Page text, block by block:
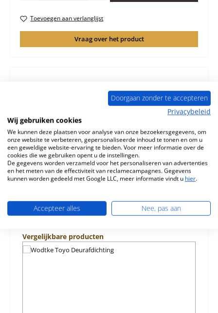
Toevoegen aan verlanglijst
Vraag over het product
Origineel Asrooster voor de Houtkachel Wodtke Toyo
Wodtke Toyo Asrooster Kerngegevens: gietijzeren
rooster, grondrooster…
Meer
Eigenschappen
Informatie over productveiligheid
Productgalerij overslaan
Vergelijkbare producten
Doorgaan zonder te accepteren
Privacybeleid
Wij gebruiken cookies
We kunnen deze plaatsen voor analyse van onze bezoekersgegevens, om
onze website te verbeteren, gepersonaliseerde inhoud te tonen en om u
een geweldige website-ervaring te bieden. Voor meer informatie over de
cookies die we gebruiken opent u de instellingen.
De gegevens worden verzameld voor het personaliseren van advertenties
en het meten van de effectiviteit van reclamecampagnes. Gegevens
kunnen worden gedeeld met Google LLC, meer informatie vindt u hier.
Accepteer alles Nee, pas aan